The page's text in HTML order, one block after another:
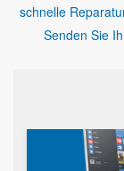
schnelle
Senden Sie